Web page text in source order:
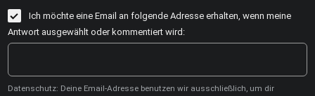
Ich möchte eine Email an folgende Adresse erhalten, wenn meine
Antwort ausgewählt oder kommentiert wird:
Datenschutz: Deine Email-Adresse benutzen wir ausschließlich, um dir